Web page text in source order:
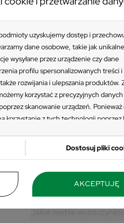
uzyskujemy dostęp i
dane osobowe, takie jak unikalne
wysyłane przez urządzenie czy dane
profilu spersonalizowanych treści i
rozwijania i ulepszania produktów.
korzystać z precyzyjnych danych
skanowanie urządzeń.
korzystanie z tych technologii poprzez
lewym dolnym rogu strony. Niektóre
użytkownika, ale masz prawo
abyś mógł świadomie i komfortowo
dotyczące przetwarzania Twoich
Dostosuj pliki
AKCEPTUJĘ
Zestaw
gwarancja
W naszej ofercie
spełni indywidualne
względu na styl uda Ci
Jakie meble